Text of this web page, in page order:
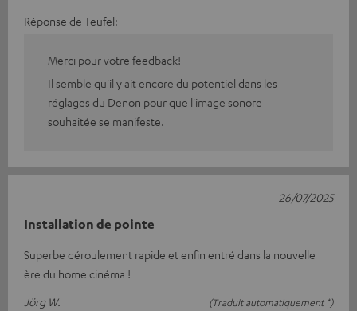
Réponse de Teufel:
Merci pour votre feedback!
Il semble qu'il y ait encore du potentiel dans les
réglages du Denon pour que l'image sonore
souhaitée se manifeste.
Installation de pointe
Superbe déroulement rapide et enfin entré dans la nouvelle
ère du home cinéma !
Jörg W.
(Traduit automatiquement *)
26/07/2025